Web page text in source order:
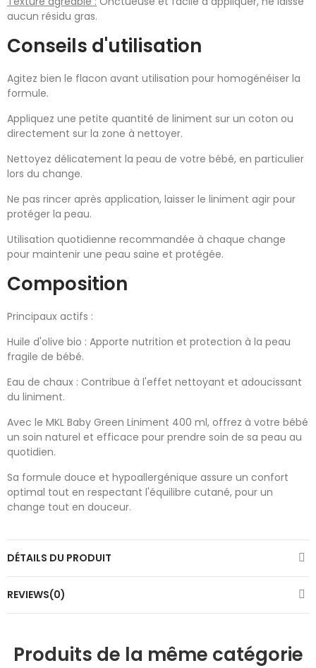
aucun résidu gras.
Conseils d'utilisation
Agitez bien le flacon avant utilisation pour homogénéiser la
formule.
Appliquez une petite quantité de liniment sur un coton ou
directement sur la zone à nettoyer.
Nettoyez délicatement la peau de votre bébé, en particulier
lors du change.
Ne pas rincer après application, laisser le liniment agir pour
protéger la peau.
Utilisation quotidienne recommandée à chaque change
pour maintenir une peau saine et protégée.
Composition
Principaux actifs :
Huile d'olive bio : Apporte nutrition et protection à la peau
fragile de bébé.
Eau de chaux : Contribue à l'effet nettoyant et adoucissant
du liniment.
Avec le MKL Baby Green Liniment 400 ml, offrez à votre bébé
un soin naturel et efficace pour prendre soin de sa peau au
quotidien.
Sa formule douce et hypoallergénique assure un confort
optimal tout en respectant l'équilibre cutané, pour un
change tout en douceur.
DÉTAILS DU PRODUIT
REVIEWS(0)
Produits de la même catégorie